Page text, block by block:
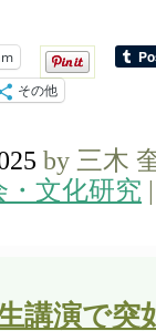
その他
by 三木
・文化研究
講演で